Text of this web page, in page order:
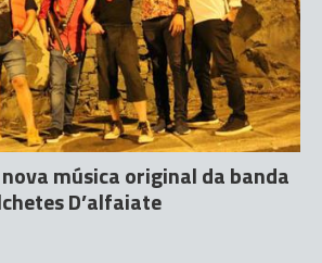
música original da banda
D’alfaiate